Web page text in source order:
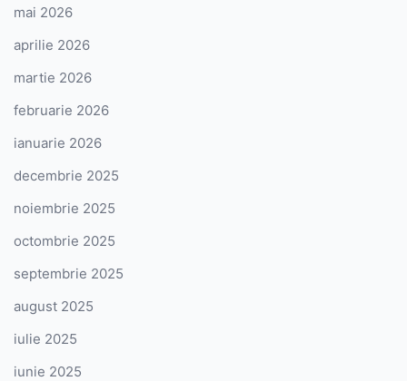
mai 2026
aprilie 2026
martie 2026
februarie 2026
ianuarie 2026
decembrie 2025
noiembrie 2025
octombrie 2025
septembrie 2025
august 2025
iulie 2025
iunie 2025